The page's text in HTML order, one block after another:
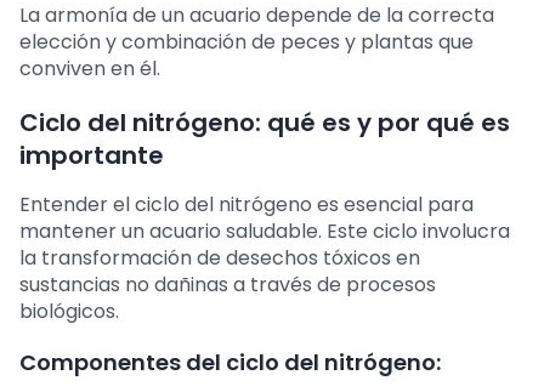
La armonía de un acuario depende de la correcta
elección y combinación de peces y plantas que
conviven en él.
Ciclo del nitrógeno: qué es y por qué es
importante
Entender el ciclo del nitrógeno es esencial para
mantener un acuario saludable. Este ciclo involucra
la transformación de desechos tóxicos en
sustancias no dañinas a través de procesos
biológicos.
Componentes del ciclo del nitrógeno: